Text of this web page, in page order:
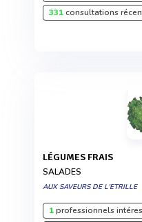
331consultations
LÉGUMES FRAIS
SALADES
AUX SAVEURS DE L'ETRILLE
1professionnels